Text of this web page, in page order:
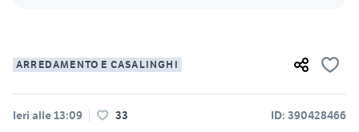
ARREDAMENTO E CASALINGHI
Ieri alle 13:09 33 ID: 390428466